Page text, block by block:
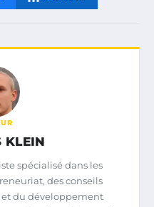
KLEIN
spécialisé dans les
des conseils
du développement